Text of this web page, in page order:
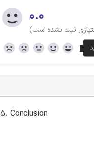
۰.۰
ثبت نشده است)
5. Conclusion